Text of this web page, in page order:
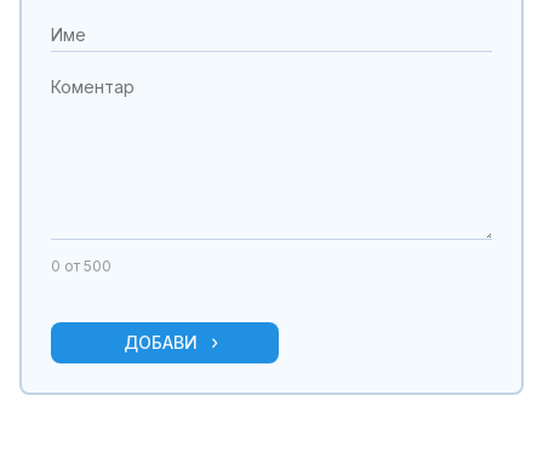
0 от 500
ДОБАВИ